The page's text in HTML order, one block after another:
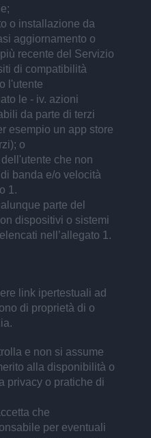
o installazione da
aggiornamento o
recente del Servizio
di compatibilità
l'utente
le - iv. azioni
da parte di terzi
esempio un app store
o
che non
banda e/o velocità
1.
parte del
dispositivi o sistemi
nell’allegato 1.
link ipertestuali ad
di proprietà di o
e non si assume
alla disponibilità o
privacy o pratiche di
che
per eventuali